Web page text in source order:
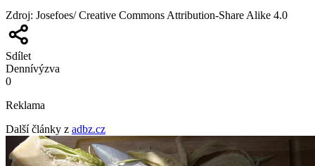
Zdroj: Josefoes/ Creative Commons Attribution-Share Alike 4.0
Sdílet
Dennívýzva
0
Reklama
Další články z adbz.cz